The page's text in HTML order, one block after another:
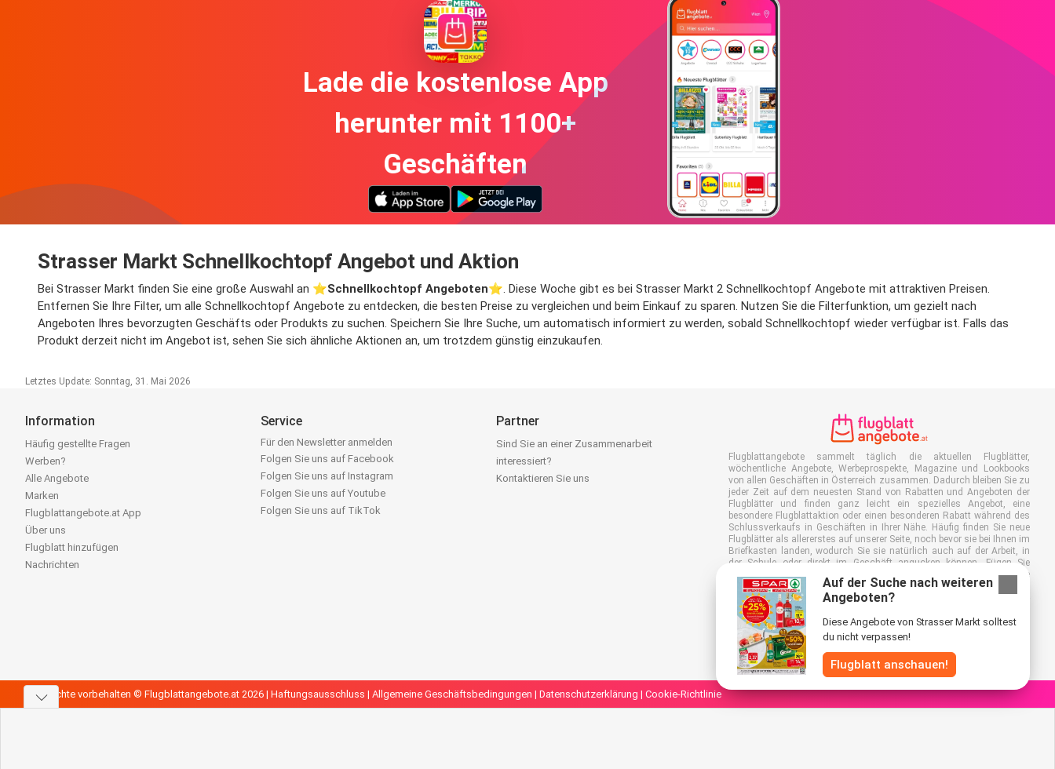
Lade die kostenlose App
herunter mit 1100+
Geschäften
Strasser Markt Schnellkochtopf Angebot und Aktion
Bei Strasser Markt finden Sie eine große Auswahl an ⭐️Schnellkochtopf Angeboten⭐️. Diese Woche gibt es bei Strasser Markt 2 Schnellkochtopf Angebote mit attraktiven Preisen.
Entfernen Sie Ihre Filter, um alle Schnellkochtopf Angebote zu entdecken, die besten Preise zu vergleichen und beim Einkauf zu sparen. Nutzen Sie die Filterfunktion, um gezielt nach
Angeboten Ihres bevorzugten Geschäfts oder Produkts zu suchen. Speichern Sie Ihre Suche, um automatisch informiert zu werden, sobald Schnellkochtopf wieder verfügbar ist. Falls das
Produkt derzeit nicht im Angebot ist, sehen Sie sich ähnliche Aktionen an, um trotzdem günstig einzukaufen.
Letztes Update: Sonntag, 31. Mai 2026
Auf der Suche nach weiteren
Angeboten?
Diese Angebote von Strasser Markt solltest
du nicht verpassen!
Flugblatt anschauen!
Information
Häufig gestellte Fragen
Werben?
Alle Angebote
Marken
Flugblattangebote.at App
Über uns
Flugblatt hinzufügen
Nachrichten
Service
Für den Newsletter anmelden
Folgen Sie uns auf Facebook
Folgen Sie uns auf Instagram
Folgen Sie uns auf Youtube
Folgen Sie uns auf TikTok
Partner
Sind Sie an einer Zusammenarbeit
interessiert?
Kontaktieren Sie uns
Flugblattangebote sammelt täglich die aktuellen Flugblätter,
wöchentliche Angebote, Werbeprospekte, Magazine und Lookbooks
von allen Geschäften in Österreich zusammen. Dadurch bleiben Sie zu
jeder Zeit auf dem neuesten Stand von Rabatten und Angeboten der
Flugblätter und finden ganz leicht ein spezielles Angebot, eine
besondere Flugblattaktion oder einen besonderen Rabatt während des
Schlussverkaufs in Geschäften in Ihrer Nähe. Häufig finden Sie neue
Flugblätter als allererstes auf unserer Seite, noch bevor sie bei Ihnen im
Briefkasten landen, wodurch Sie sie natürlich auch auf der Arbeit, in
der Schule oder direkt im Geschäft angucken können. Fügen Sie
Flugblattangebote.at zu Ihren Favoriten hinzu, kleben Sie einen "Bitte
keine Werbung!"-Sticker auf Ihren Briefkasten und sparen Sie somit viel
Zeit und Geld. Außerdem tragen Sie damit auch aktiv zur Papiermüll-
Reduktion bei, was gut für unsere Umwelt ist.
Alle Rechte vorbehalten © Flugblattangebote.at 2026 | Haftungsausschluss | Allgemeine Geschäftsbedingungen | Datenschutzerklärung | Cookie-Richtlinie